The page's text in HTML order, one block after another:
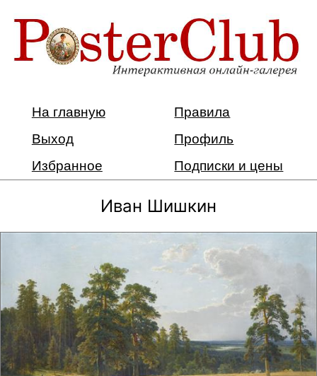
На главную
Правила
Выход
Профиль
Избранное
Подписки и цены
Иван Шишкин